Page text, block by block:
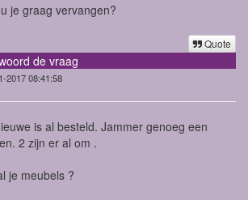
je graag vervangen?
Quote
de vraag
2017 08:41:58
is al besteld. Jammer genoeg een
2 zijn er al om .
je meubels ?